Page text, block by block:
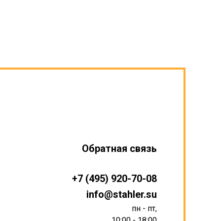
Обратная связь
info@stahler.su
пн - пт,
+7 (495) 920-70-08